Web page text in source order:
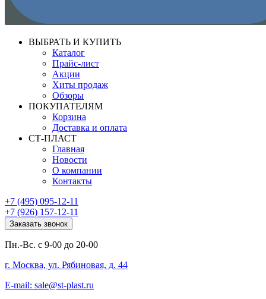
ВЫБРАТЬ И КУПИТЬ
Каталог
Прайс-лист
Акции
Хиты продаж
Обзоры
ПОКУПАТЕЛЯМ
Корзина
Доставка и оплата
СТ-ПЛАСТ
Главная
Новости
О компании
Контакты
+7 (495) 095-12-11
+7 (926) 157-12-11
Заказать звонок
Пн.-Вс. с 9-00 до 20-00
г. Москва, ул. Рябиновая, д. 44
E-mail: sale@st-plast.ru